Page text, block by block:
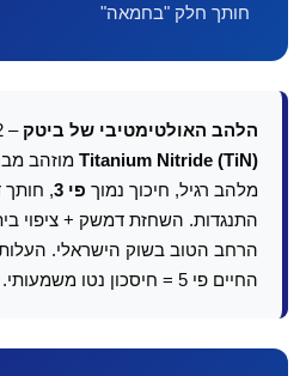
חותך חלק "בחמאה"
הלהב האולטימטיבי של ביטק – Bi-Metal SK2 עם ציפוי
Titanium Nitride (TiN)מוזהב מבחוץ.
מלהב רגיל, חיכוך נמוךפי 3 , חותך דרך
התנגדות. השחזת דמשק + ציפוי בית
החיים פי 5 = חיסכון נטו משמעותי.